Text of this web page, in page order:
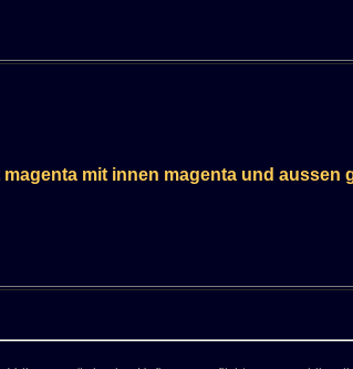
mit innen magenta und aussen